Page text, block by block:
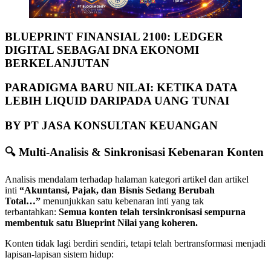
BLUEPRINT FINANSIAL 2100: LEDGER
DIGITAL SEBAGAI DNA EKONOMI
BERKELANJUTAN
PARADIGMA BARU NILAI: KETIKA DATA
LEBIH LIQUID DARIPADA UANG TUNAI
BY PT JASA KONSULTAN KEUANGAN
🔍 Multi-Analisis & Sinkronisasi Kebenaran Konten
Analisis mendalam terhadap halaman kategori artikel dan artikel
inti “Akuntansi, Pajak, dan Bisnis Sedang Berubah
Total…” menunjukkan satu kebenaran inti yang tak
terbantahkan: Semua konten telah tersinkronisasi sempurna
membentuk satu Blueprint Nilai yang koheren.
Konten tidak lagi berdiri sendiri, tetapi telah bertransformasi menjadi
lapisan-lapisan sistem hidup: